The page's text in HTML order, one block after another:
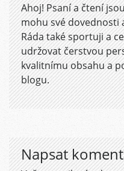
Ahoj! Psaní a čtení
mohu své
Ráda také sportuji a
udržovat čerstvou
kvalitnímu obsahu a
blogu.
Napsat